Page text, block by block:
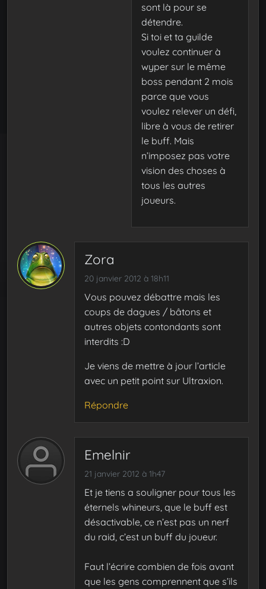
sont là pour se
détendre.
Si toi et ta guilde
voulez continuer à
wyper sur le même
boss pendant 2 mois
parce que vous
voulez relever un défi,
libre à vous de retirer
le buff. Mais
n’imposez pas votre
vision des choses à
tous les autres
joueurs.
Zora
20 janvier 2012 à 18h11
Vous pouvez débattre mais les
coups de dagues / bâtons et
autres objets contondants sont
interdits :D
Je viens de mettre à jour l’article
avec un petit point sur Ultraxion.
Répondre
Emelnir
21 janvier 2012 à 1h47
Et je tiens a souligner pour tous les
éternels whineurs, que le buff est
désactivable, ce n’est pas un nerf
du raid, c’est un buff du joueur.
Faut l’écrire combien de fois avant
que les gens comprennent que s’ils